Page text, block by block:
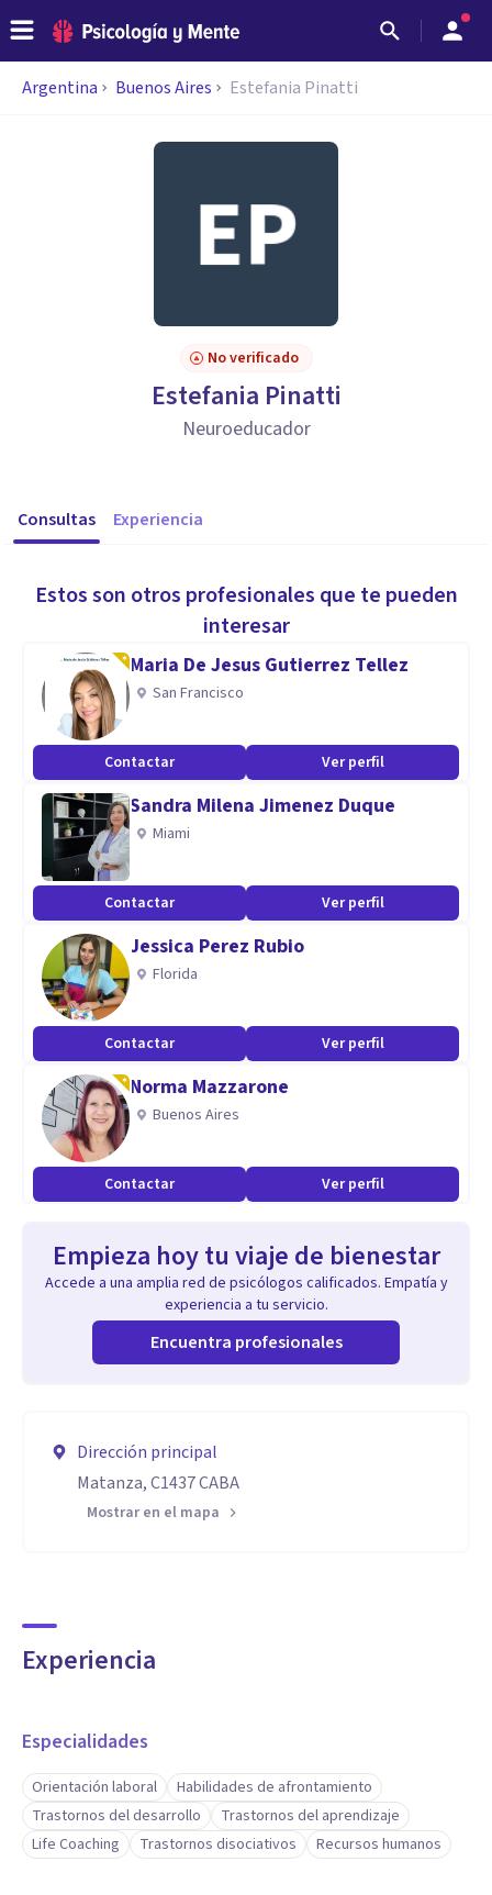
Argentina Buenos Aires Estefania Pinatti
No verificado
Estefania Pinatti
Neuroeducador
Consultas Experiencia
Estos son otros profesionales que te pueden
interesar
Maria De Jesus Gutierrez Tellez
San Francisco
Contactar Ver perfil
Sandra Milena Jimenez Duque
Miami
Contactar Ver perfil
Jessica Perez Rubio
Florida
Contactar Ver perfil
Norma Mazzarone
Buenos Aires
Contactar Ver perfil
Empieza hoy tu viaje de bienestar
Accede a una amplia red de psicólogos calificados. Empatía y
experiencia a tu servicio.
Encuentra profesionales
Dirección principal
Matanza, C1437 CABA
Mostrar en el mapa
Experiencia
Especialidades
Orientación laboral
Habilidades de afrontamiento
Trastornos del desarrollo
Trastornos del aprendizaje
Life Coaching
Trastornos disociativos Recursos humanos